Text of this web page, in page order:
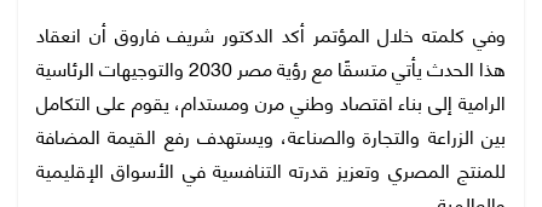
وفي كلمته خلال المؤتمر أكد الدكتور شريف فاروق أن انعقاد
هذا الحدث يأتي متسقًا مع رؤية مصر 2030 والتوجيهات الرئاسية
الرامية إلى بناء اقتصاد وطني مرن ومستدام، يقوم على التكامل
بين الزراعة والتجارة والصناعة، ويستهدف رفع القيمة المضافة
للمنتج المصري وتعزيز قدرته التنافسية في الأسواق الإقليمية